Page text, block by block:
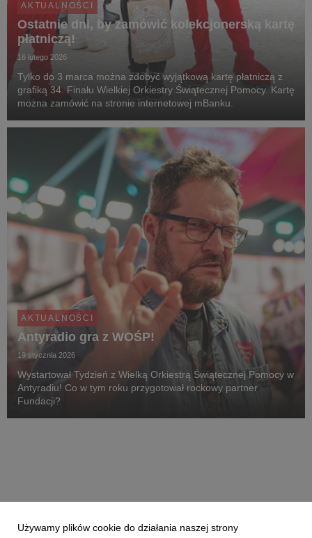
AKTUALNOŚCI
Ostatnie dni, by zamówić kolekcjonerską kartę
płatniczą!
16 lutego 2026
Tylko do 3 marca można zdobyć wyjątkową kartę płatniczą z
grafiką 34. Finału Wielkiej Orkiestry Świątecznej Pomocy. Kartę
można zamówić na stronie internetowej mBanku.
AKTUALNOŚCI
Antyradio gra z WOŚP!
19 stycznia 2026
Wystartował Tydzień z Wielką Orkiestrą Świątecznej Pomocy w
Antyradiu! Co w tym roku przygotował rockowy partner
Fundacji?
Używamy plików cookie do działania naszej strony